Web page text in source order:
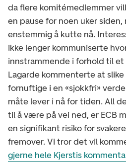
da flere komitémedlemmer
en pause for noen uker
enstemmig å kutte nå.
ikke lenger kommuniserte
innstrammende i forhold til
Lagarde kommenterte at
fornuftige i en «sjokkfri»
måte lever i nå for tiden. All
til å være på vei ned, er ECB
en signifikant risiko for
fremover. Vi tror det vil
gjerne hele Kjerstis